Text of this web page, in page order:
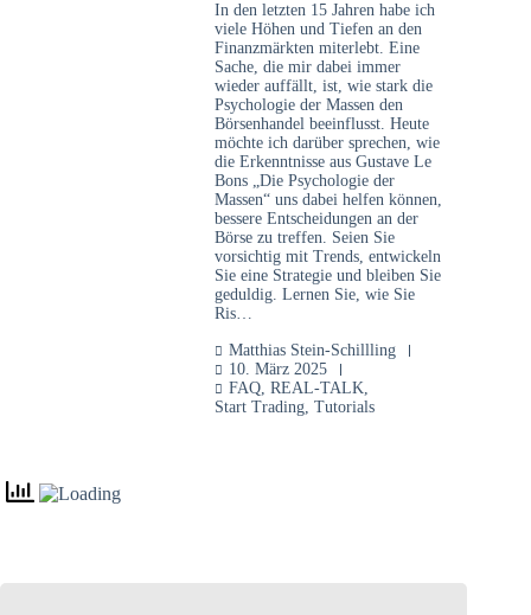
In den letzten 15 Jahren habe ich
viele Höhen und Tiefen an den
Finanzmärkten miterlebt. Eine
Sache, die mir dabei immer
wieder auffällt, ist, wie stark die
Psychologie der Massen den
Börsenhandel beeinflusst. Heute
möchte ich darüber sprechen, wie
die Erkenntnisse aus Gustave Le
Bons „Die Psychologie der
Massen“ uns dabei helfen können,
bessere Entscheidungen an der
Börse zu treffen. Seien Sie
vorsichtig mit Trends, entwickeln
Sie eine Strategie und bleiben Sie
geduldig. Lernen Sie, wie Sie
Ris…
Matthias Stein-Schillling
10. März 2025
FAQ, REAL-TALK,
Start Trading, Tutorials